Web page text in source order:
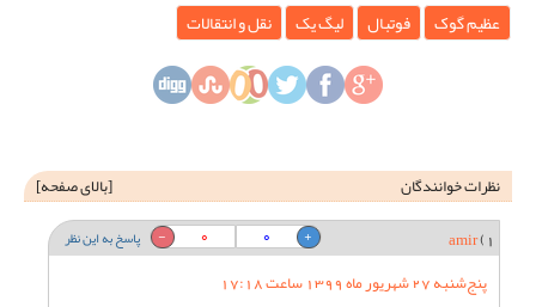
عظیم گوک فوتبال لیگ یک نقل و انتقالات
نظرات خوانندگان [بالای صفحه]
1)
amir پاسخ به این نظر 0
0
پنج‌شنبه 27 شهریور ماه 1399 ساعت 17:18